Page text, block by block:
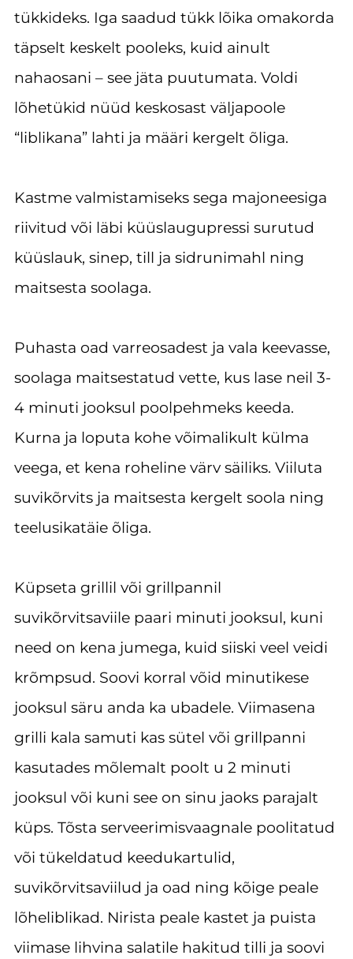
tükkideks. Iga saadud tükk lõika omakorda
täpselt keskelt pooleks, kuid ainult
nahaosani – see jäta puutumata. Voldi
lõhetükid nüüd keskosast väljapoole
“liblikana” lahti ja määri kergelt õliga.
Kastme valmistamiseks sega majoneesiga
riivitud või läbi küüslaugupressi surutud
küüslauk, sinep, till ja sidrunimahl ning
maitsesta soolaga.
Puhasta oad varreosadest ja vala keevasse,
soolaga maitsestatud vette, kus lase neil 3-
4 minuti jooksul poolpehmeks keeda.
Kurna ja loputa kohe võimalikult külma
veega, et kena roheline värv säiliks. Viiluta
suvikõrvits ja maitsesta kergelt soola ning
teelusikatäie õliga.
Küpseta grillil või grillpannil
suvikõrvitsaviile paari minuti jooksul, kuni
need on kena jumega, kuid siiski veel veidi
krõmpsud. Soovi korral võid minutikese
jooksul säru anda ka ubadele. Viimasena
grilli kala samuti kas sütel või grillpanni
kasutades mõlemalt poolt u 2 minuti
jooksul või kuni see on sinu jaoks parajalt
küps. Tõsta serveerimisvaagnale poolitatud
või tükeldatud keedukartulid,
suvikõrvitsaviilud ja oad ning kõige peale
lõheliblikad. Nirista peale kastet ja puista
viimase lihvina salatile hakitud tilli ja soovi